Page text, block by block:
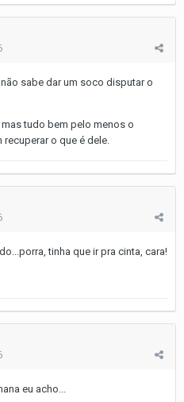
sabe dar um soco disputar o
tudo bem pelo menos o
o que é dele.
tinha que ir pra cinta, cara!
eu acho...